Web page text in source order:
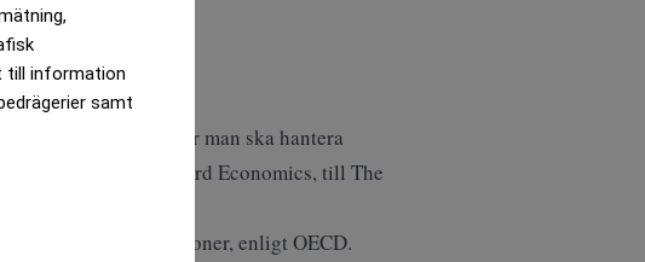
till information
samt
finansieras och hur man ska hantera
, senior ekonom på Oxford Economics, till The
till offentliga pensioner, enligt OECD.